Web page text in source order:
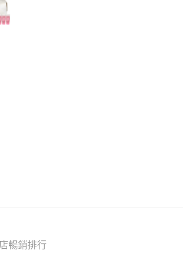
暢銷排行